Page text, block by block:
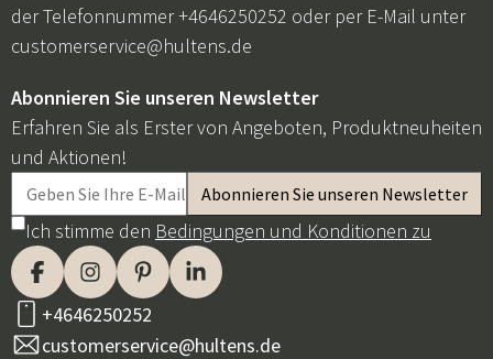
der Telefonnummer +4646250252 oder per E-Mail unter
customerservice@hultens.de
Abonnieren Sie unseren Newsletter
Erfahren Sie als Erster von Angeboten, Produktneuheiten
und Aktionen!
Ich stimme den Bedingungen und Konditionen zu
+4646250252
customerservice@hultens.de